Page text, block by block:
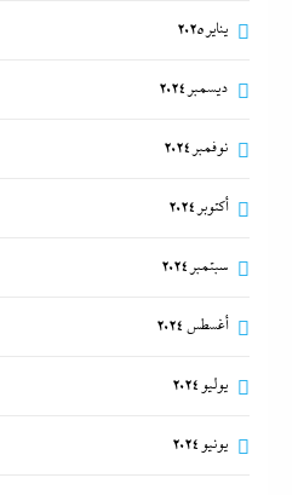
معرفته عن كواليس اتفاق نزع
يناير 2025
ديسمبر 2024
نوفمبر 2024
أكتوبر 2024
سبتمبر 2024
أغسطس 2024
يوليو 2024
يونيو 2024